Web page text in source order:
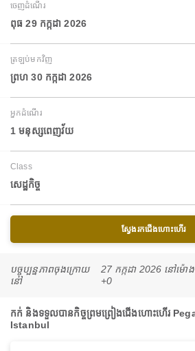
ចេញដំណើរ
ពុធ 29 កក្កដា 2026
ត្រឡប់មកវិញ
ព្រហ 30 កក្កដា 2026
អ្នកដំណើរ
1 មនុស្សពេញវ័យ
Class
សេដ្ឋកិច្ច
ស្វែងរកជើងហោះហើរ
បច្ចុប្បន្នភាពចុងក្រោយ
នៅ
27 កក្កដា 2026 នៅ​ម៉
+0
កក់ និងទទួលបានកិច្ចព្រមព្រៀងជើងហោះហើរ
Istanbul